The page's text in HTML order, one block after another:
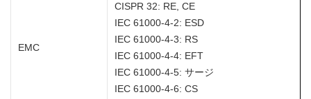
EMC
CISPR 32: RE, CE
IEC 61000-4-2: ESD
IEC 61000-4-3: RS
IEC 61000-4-4: EFT
IEC 61000-4-5: サージ
IEC 61000-4-6: CS